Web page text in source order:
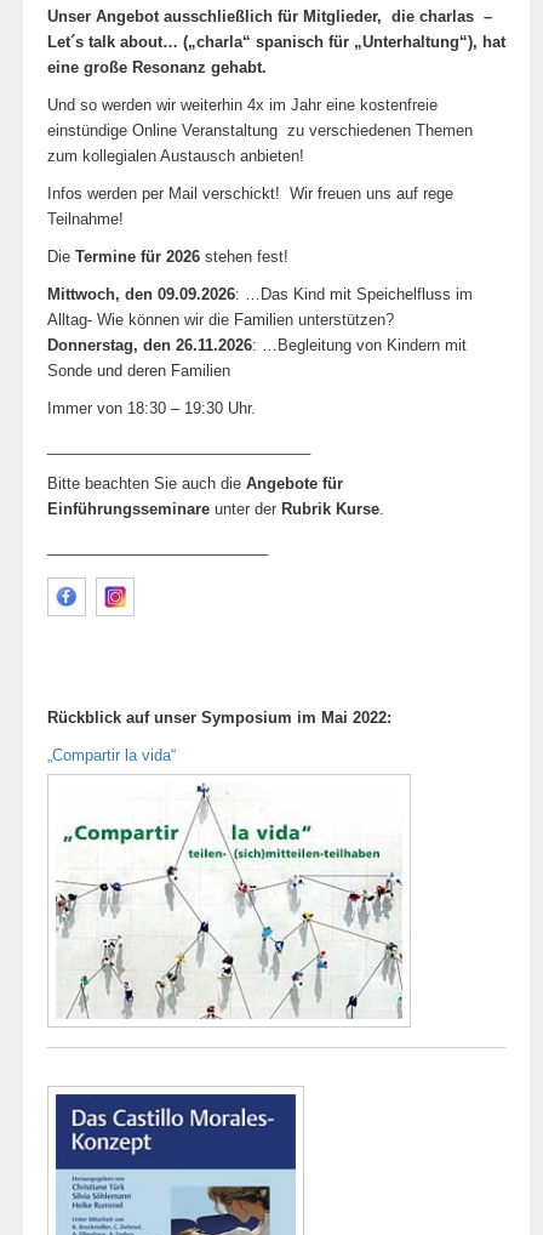
Unser Angebot ausschließlich für Mitglieder, die charlas –
Let´s talk about… („charla“ spanisch für „Unterhaltung“), hat
eine große Resonanz gehabt.
Und so werden wir weiterhin 4x im Jahr eine kostenfreie
einstündige Online Veranstaltung zu verschiedenen Themen
zum kollegialen Austausch anbieten!
Infos werden per Mail verschickt! Wir freuen uns auf rege
Teilnahme!
DieTermine für 2026 stehen fest!
Mittwoch, den 09.09.2026: …Das Kind mit Speichelfluss im
Alltag- Wie können wir die Familien unterstützen?
Donnerstag, den 26.11.2026: …Begleitung von Kindern mit
Sonde und deren Familien
Immer von 18:30 – 19:30 Uhr.
Bitte beachten Sie auch dieAngebote für
Einführungsseminare unter der Rubrik Kurse.
Rückblick auf unser Symposium im Mai 2022:
„Compartir la vida“